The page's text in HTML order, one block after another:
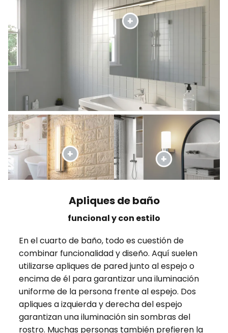
Apliques de baño
funcional y con estilo
En el cuarto de baño, todo es cuestión de
combinar funcionalidad y diseño. Aquí suelen
utilizarse apliques de pared junto al espejo o
encima de él para garantizar una iluminación
uniforme de la persona frente al espejo. Dos
apliques a izquierda y derecha del espejo
garantizan una iluminación sin sombras del
rostro. Muchas personas también prefieren la